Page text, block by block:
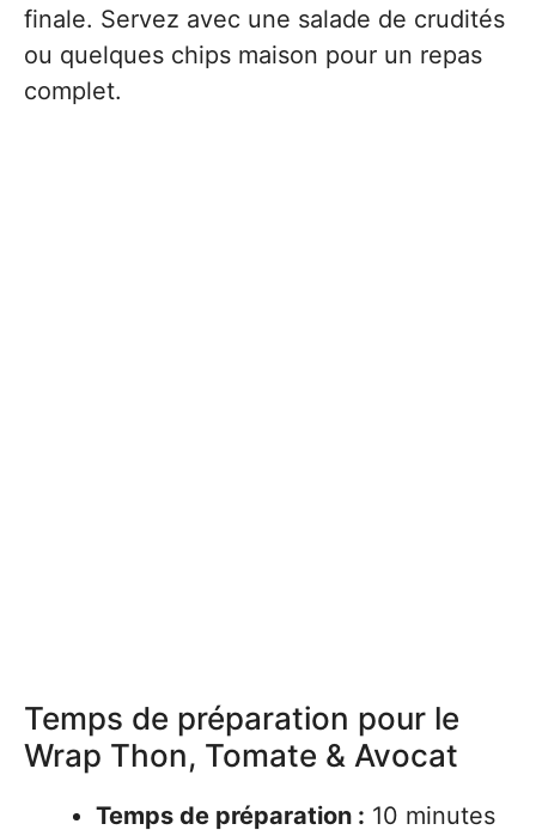
finale. Servez avec une salade de crudités
ou quelques chips maison pour un repas
complet.
Temps de préparation pour le
Wrap Thon, Tomate & Avocat
Temps de préparation : 10 minutes